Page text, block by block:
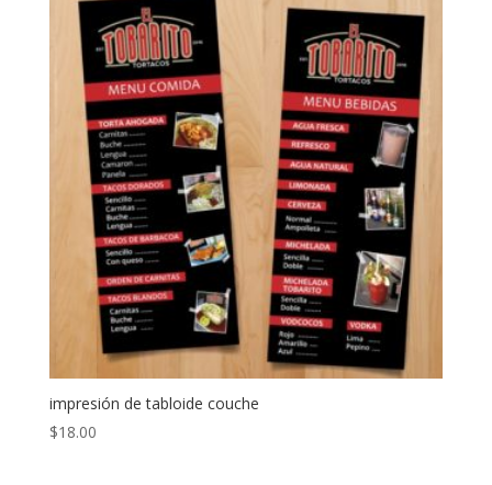
impresión de tabloide couche
$18.00